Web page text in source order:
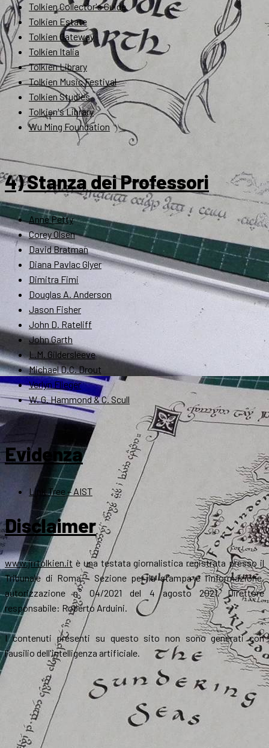
Tolkien Collector's Guide
Tolkien Estate
Tolkien Gateway
Tolkien Italia
Tolkien Library
Tolkien Music Festival
Tolkien Studies
Tolkien's Library
Wu Ming Foundation
4) Stanza dei Professori
Anne Petty
Corey Olsen
David Bratman
Diana Pavlac Glyer
Dimitra Fimi
Douglas A. Anderson
Jason Fisher
John D. Rateliff
John Garth
L.M. Gildersleeve
Michael D.C. Drout
Verlyn Flieger
W. G. Hammond & C. Scull
Evidenza
Link Tree – AIST
Disclaimer
www.jrrtolkien.it è una testata giornalistica registrata presso il
Tribunale di Roma - Sezione per la stampa e l’informazione,
autorizzazione n° 04/2021 del 4 agosto 2021. Direttore
responsabile: Roberto Arduini.
I contenuti presenti su questo sito non sono generati con
l'ausilio dell'intelligenza artificiale.